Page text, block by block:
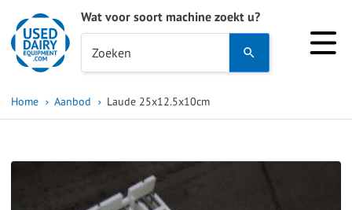
Wat voor soort machine zoekt u?
Zoeken
and
Home Aanbod Laude 25x12.5x10cm